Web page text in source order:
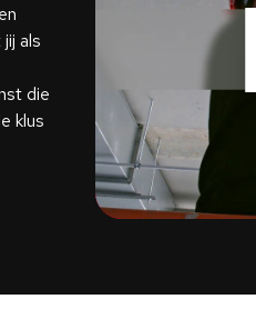
als
die
klus